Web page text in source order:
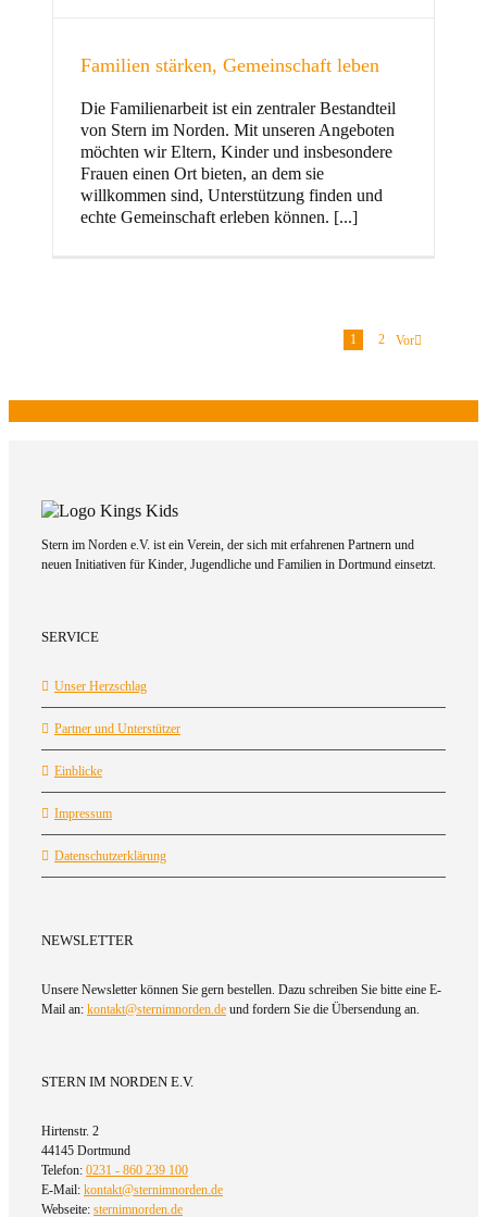
Familien stärken, Gemeinschaft leben
Die Familienarbeit ist ein zentraler Bestandteil
von Stern im Norden. Mit unseren Angeboten
möchten wir Eltern, Kinder und insbesondere
Frauen einen Ort bieten, an dem sie
willkommen sind, Unterstützung finden und
echte Gemeinschaft erleben können. [...]
1 2 Vor
Stern im Norden e.V. ist ein Verein, der sich mit erfahrenen Partnern und
neuen Initiativen für Kinder, Jugendliche und Familien in Dortmund einsetzt.
SERVICE
Unser Herzschlag
Partner und Unterstützer
Einblicke
Impressum
Datenschutzerklärung
NEWSLETTER
Unsere Newsletter können Sie gern bestellen. Dazu schreiben Sie bitte eine E-
Mail an: kontakt@sternimnorden.de und fordern Sie die Übersendung an.
STERN IM NORDEN E.V.
Hirtenstr. 2
44145 Dortmund
Telefon: 0231 - 860 239 100
E-Mail: kontakt@sternimnorden.de
Webseite: sternimnorden.de